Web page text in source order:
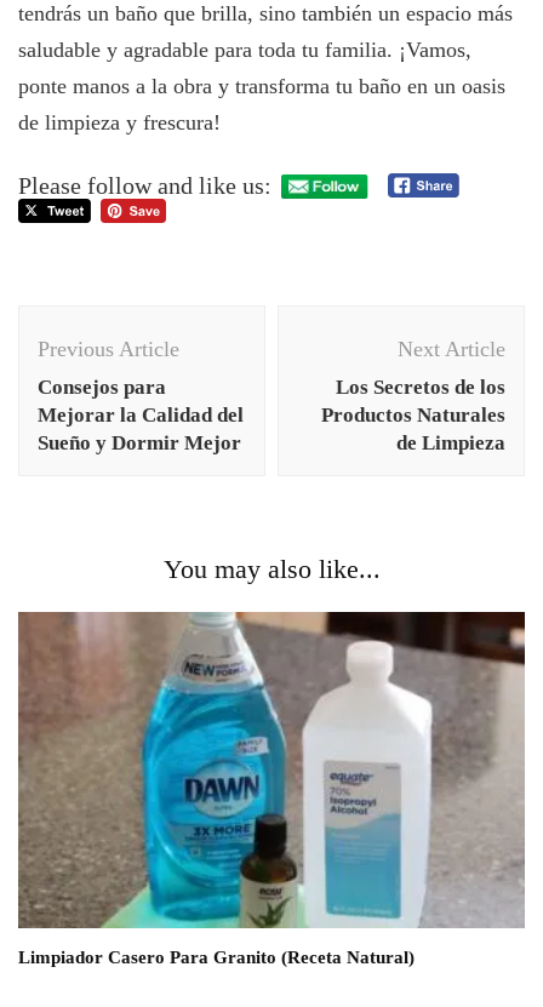
tendrás un baño que brilla, sino también un espacio más
saludable y agradable para toda tu familia. ¡Vamos,
ponte manos a la obra y transforma tu baño en un oasis
de limpieza y frescura!
Please follow and like us:
Navigation
Previous Article
Consejos para
Mejorar la Calidad del
Sueño y Dormir Mejor
Next Article
Los Secretos de los
Productos Naturales
de Limpieza
You may also like...
Limpiador Casero Para Granito (Receta Natural)